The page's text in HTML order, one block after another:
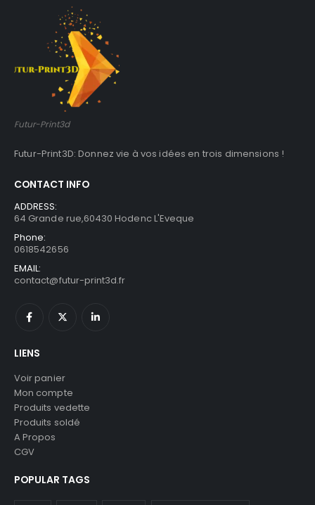
Futur-Print3d
Futur-Print3D: Donnez vie à vos idées en trois dimensions !
CONTACT INFO
ADDRESS:
64 Grande rue,60430 Hodenc L'Eveque
Phone:
0618542656
EMAIL:
contact@futur-print3d.fr
LIENS
Voir panier
Mon compte
Produits vedette
Produits soldé
A Propos
CGV
POPULAR TAGS